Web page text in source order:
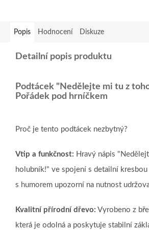
Popis Hodnocení Diskuze
Detailní popis produktu
Podtácek "Nedělejte mi tu z
Pořádek pod hrníčkem
Proč je tento podtácek nezbytný?
Vtip a funkčnost: Hravý nápis
holubník!" ve spojení s detailní kresbou
s humorem upozorní na nutnost
Kvalitní přírodní dřevo: Vyrobeno z
která je odolná a poskytuje stabilní